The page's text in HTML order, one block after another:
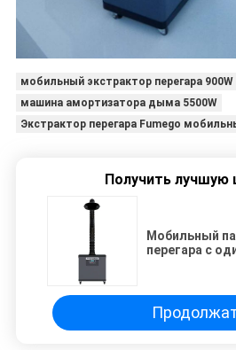
мобильный экстрактор перегара 900W
машина амортизатора дыма 5500W
Экстрактор перегара Fumego
Получить лучшую
Мобильный
перегара с